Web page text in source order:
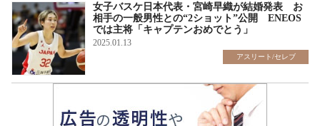
女子バスケ日本代表・宮崎早織が結婚発表 お
相手の一般男性との“2ショット”公開 ENEOS
では主将「キャプテンおめでとう」
2025.01.13
アスリート/セレブ